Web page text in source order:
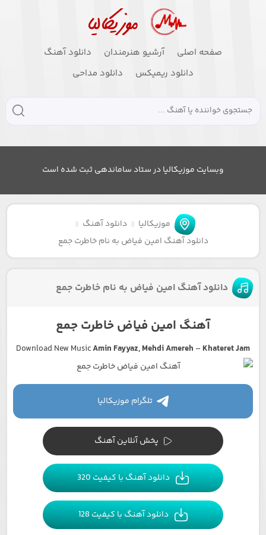
صفحه اصلی آرشیو هنرمندان
دانلود آهنگ
دانلود ریمیکس
دانلود مداحی
وبسایت موزیکالیا در ستاد ساماندهی ثبت شده است
موزیکالیا
دانلود آهنگ
دانلود آهنگ امین فیاض به نام خاطرت جمع
دانلود آهنگ امین فیاض به نام خاطرت جمع
آهنگ امین فیاض خاطرت جمع
Download New MusicAmin Fayyaz, Mehdi Amereh – Khateret Jam
تلگرام موزیکالیا
پخش آنلاین آهنگ
دانلود آهنگ با کیفیت 320
دانلود آهنگ با کیفیت 128